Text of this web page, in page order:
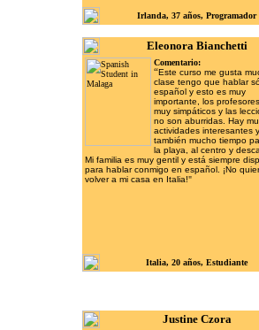
Irlanda, 37 años, Programador
Eleonora Bianchetti
Comentario:
“Este curso me gusta
clase tengo que hablar
español y esto es muy
importante, los
muy simpáticos y las
no son aburridas. Hay
actividades interesantes y
también mucho tiempo
la playa, al centro y
Mi familia es muy gentil y está siempre
para hablar conmigo en español. ¡No
volver a mi casa en Italia!"
Italia, 20 años, Estudiante
Justine Czora